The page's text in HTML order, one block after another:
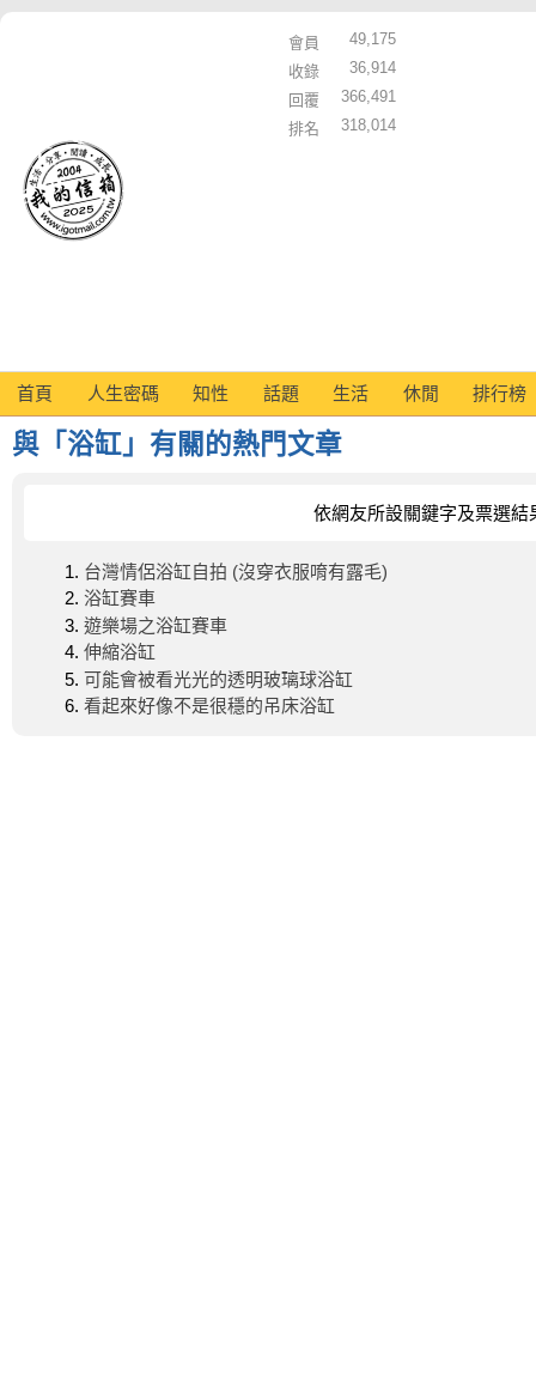
會員
49,175
收錄
36,914
回覆
366,491
排名
318,014
首頁 人生密碼 知性 話題 生活 休閒 排行榜
與「浴缸」有關的熱門文章
依網友所設關鍵字及票選結
台灣情侶浴缸自拍 (沒穿衣服唷有露毛)
浴缸賽車
遊樂場之浴缸賽車
伸縮浴缸
可能會被看光光的透明玻璃球浴缸
看起來好像不是很穩的吊床浴缸